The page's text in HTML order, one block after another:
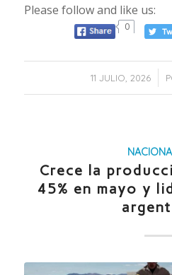
Please follow and like us:
0
11 JULIO, 2026
/
Crece la
45% en mayo y